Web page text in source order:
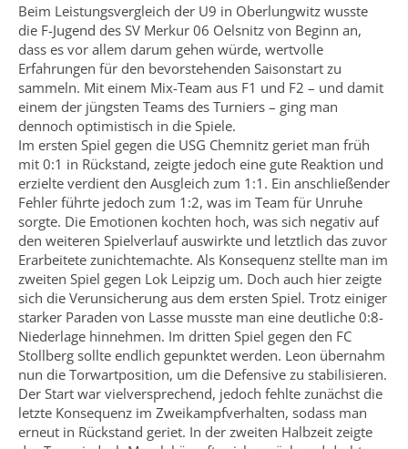
Beim Leistungsvergleich der U9 in Oberlungwitz wusste
die F-Jugend des SV Merkur 06 Oelsnitz von Beginn an,
dass es vor allem darum gehen würde, wertvolle
Erfahrungen für den bevorstehenden Saisonstart zu
sammeln. Mit einem Mix-Team aus F1 und F2 – und damit
einem der jüngsten Teams des Turniers – ging man
dennoch optimistisch in die Spiele.
Im ersten Spiel gegen die USG Chemnitz geriet man früh
mit 0:1 in Rückstand, zeigte jedoch eine gute Reaktion und
erzielte verdient den Ausgleich zum 1:1. Ein anschließender
Fehler führte jedoch zum 1:2, was im Team für Unruhe
sorgte. Die Emotionen kochten hoch, was sich negativ auf
den weiteren Spielverlauf auswirkte und letztlich das zuvor
Erarbeitete zunichtemachte. Als Konsequenz stellte man im
zweiten Spiel gegen Lok Leipzig um. Doch auch hier zeigte
sich die Verunsicherung aus dem ersten Spiel. Trotz einiger
starker Paraden von Lasse musste man eine deutliche 0:8-
Niederlage hinnehmen. Im dritten Spiel gegen den FC
Stollberg sollte endlich gepunktet werden. Leon übernahm
nun die Torwartposition, um die Defensive zu stabilisieren.
Der Start war vielversprechend, jedoch fehlte zunächst die
letzte Konsequenz im Zweikampfverhalten, sodass man
erneut in Rückstand geriet. In der zweiten Halbzeit zeigte